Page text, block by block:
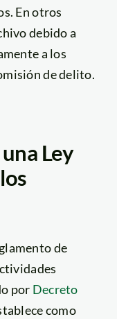
En otros
debido a
a los
de delito.
Ley
de
por Decreto
como